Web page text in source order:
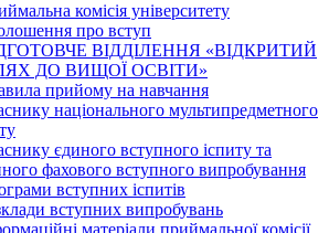
комісія університету
про вступ
ВІДДІЛЕННЯ «ВІДКРИТИЙ
ДО ВИЩОЇ ОСВІТИ»
прийому на навчання
національного мультипредметного
єдиного вступного іспиту та
фахового вступного випробування
вступних іспитів
вступних випробувань
матеріали приймальної комісії